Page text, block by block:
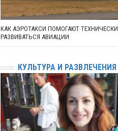
КАК АЭРОТАКСИ ПОМОГАЮТ ТЕХНИЧЕСКИ
РАЗВИВАТЬСЯ АВИАЦИИ
КУЛЬТУРА И РАЗВЛЕЧЕНИЯ